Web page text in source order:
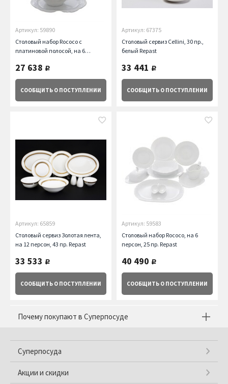
Артикул: 59890
Столовый набор Rococo с
платиновой полосой, на 6
27 638 руб.
СООБЩИТЬ О ПОСТУПЛЕНИИ
Артикул: 67375
Столовый сервиз Cellini, 30 пр.,
белый Repast
33 441 руб.
СООБЩИТЬ О ПОСТУПЛЕНИИ
Артикул: 65859
Столовый сервиз Золотая лента,
на 12 персон, 43 пр. Repast
33 533 руб.
СООБЩИТЬ О ПОСТУПЛЕНИИ
Артикул: 59583
Столовый набор Rococo, на 6
персон, 25 пр. Repast
40 490 руб.
СООБЩИТЬ О ПОСТУПЛЕНИИ
Почему покупают в Суперпосуде
Суперпосуда
Акции и скидки